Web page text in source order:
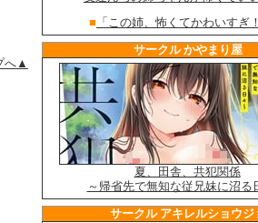
へ▲